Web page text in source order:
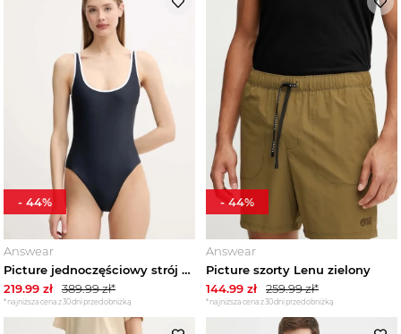
Answear
Picture jednoczęściowy strój kąpielowy Nanoe granatowy
219.99 zł 389.99zł*
*najniższa cena z 30 dni przed obniżką
- 44%
Answear
Picture szorty Lenu zielony
144.99 zł 259.99zł*
*najniższa cena z 30 dni przed obniżką
- 44%